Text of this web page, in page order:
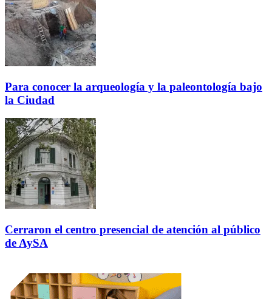
Para conocer la arqueología y la paleontología bajo
la Ciudad
Cerraron el centro presencial de atención al público
de AySA